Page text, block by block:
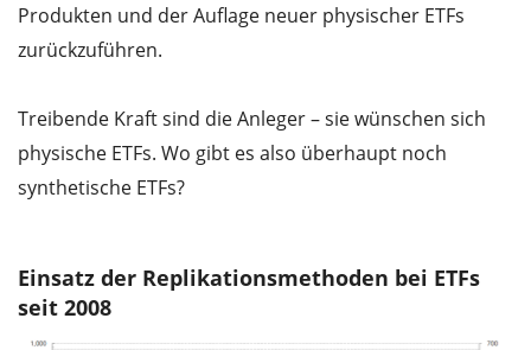
Produkten und der Auflage neuer physischer ETFs
zurückzuführen.
Treibende Kraft sind die Anleger – sie wünschen sich
physische ETFs. Wo gibt es also überhaupt noch
synthetische ETFs?
Einsatz der Replikationsmethoden bei ETFs
seit 2008